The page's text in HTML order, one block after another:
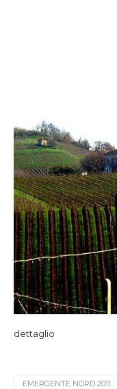
dettaglio
EMERGENTE NORD 2011